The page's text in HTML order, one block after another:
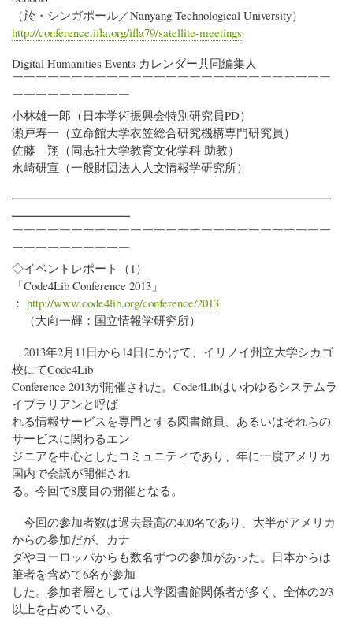
（於・シンガポール／Nanyang Technological University）
http://conference.ifla.org/ifla79/satellite-meetings
Digital Humanities Events カレンダー共同編集人
￣￣￣￣￣￣￣￣￣￣￣￣￣￣￣￣￣￣￣￣￣￣￣￣￣￣￣
￣￣￣￣￣￣￣￣￣￣
小林雄一郎（日本学術振興会特別研究員PD）
瀬戸寿一（立命館大学衣笠総合研究機構専門研究員）
佐藤 翔（同志社大学教育文化学科 助教）
永崎研宣（一般財団法人人文情報学研究所）
━━━━━━━━━━━━━━━━━━━━━━━━━━━
━━━━━━━━━━
￣￣￣￣￣￣￣￣￣￣￣￣￣￣￣￣￣￣￣￣￣￣￣￣￣￣￣
￣￣￣￣￣￣￣￣￣￣
◇イベントレポート（1）
「Code4Lib Conference 2013」
： http://www.code4lib.org/conference/2013
（大向一輝：国立情報学研究所）
2013年2月11日から14日にかけて、イリノイ州立大学シカゴ
校にてCode4Lib
Conference 2013が開催された。Code4Libはいわゆるシステムラ
イブラリアンと呼ば
れる情報サービスを専門とする図書館員、あるいはそれらの
サービスに関わるエン
ジニアを中心としたコミュニティであり、年に一度アメリカ
国内で会議が開催され
る。今回で8度目の開催となる。
今回の参加者数は過去最高の400名であり、大半がアメリカ
からの参加だが、カナ
ダやヨーロッパからも数名ずつの参加があった。日本からは
筆者を含めて6名が参加
した。参加者層としては大学図書館関係者が多く、全体の2/3
以上を占めている。